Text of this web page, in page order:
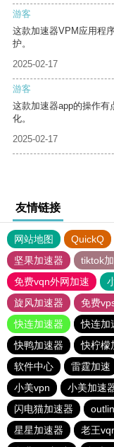
游客
这款加速器VPM应用程
护。
2025-02-17
游客
这款加速器app的操作有
化。
2025-02-17
友情链接
网站地图 QuickQ
坚果加速器
tiktok
免费vqn外网加速
旋风加速器
免费
快连加速器
快连加
快鸭加速器
快柠檬
软件中心
雷霆加速
小美vpn
小美加速
闪电猫加速器
星星加速器
老王